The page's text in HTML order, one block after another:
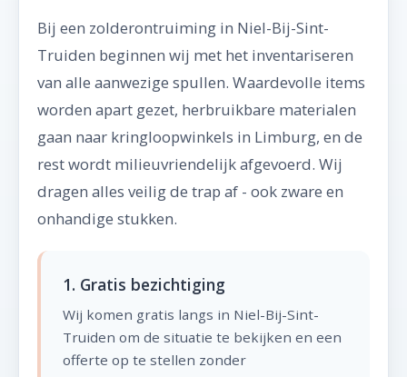
Bij een zolderontruiming in Niel-Bij-Sint-
Truiden beginnen wij met het inventariseren
van alle aanwezige spullen. Waardevolle items
worden apart gezet, herbruikbare materialen
gaan naar kringloopwinkels in Limburg, en de
rest wordt milieuvriendelijk afgevoerd. Wij
dragen alles veilig de trap af - ook zware en
onhandige stukken.
1. Gratis bezichtiging
Wij komen gratis langs in Niel-Bij-Sint-
Truiden om de situatie te bekijken en een
offerte op te stellen zonder